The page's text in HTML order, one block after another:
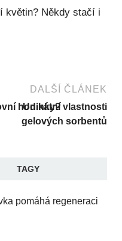
květin? Někdy stačí i
hodinky?
DALŠÍ ČLÁNEK
Unikátní vlastnosti
gelových sorbentů
TAGY
pomáhá regeneraci